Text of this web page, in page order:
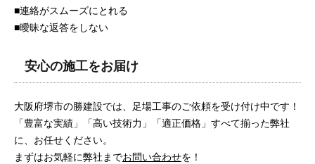
■連絡がスムーズにとれる
■曖昧な返答をしない
安心の施工をお届け
大阪府堺市の勝建設では、足場工事のご依頼を受け付け中です！
「豊富な実績」「高い技術力」「適正価格」すべて揃った弊社
に、お任せください。
まずはお気軽に弊社までお問い合わせを！